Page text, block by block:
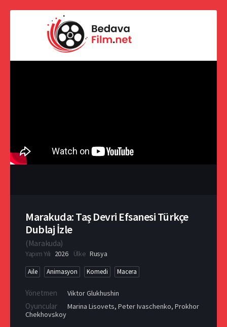
Marakuda: Taş Devri Efsanesi Türkçe
Dublaj İzle
(Marakuda)
Yapım Yılı 2026 Ülke Rusya
Aile Animasyon Komedi Macera
Yönetmen Viktor Glukhushin
Oyuncular Marina Lisovets, Peter Ivaschenko, Prokhor
Chekhovskoy